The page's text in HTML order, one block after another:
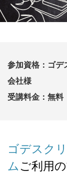
参加資格：ゴデ
会社様
受講料金：無料
ゴデスク
ムご利用